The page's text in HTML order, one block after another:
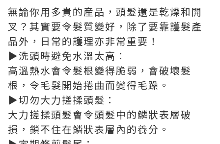
無論你用多貴的産品，頭髮還是乾燥和開
叉？其實要令髮質變好，除了要靠護髮產
品外，日常的護理亦非常重要！
▶洗頭時避免水溫太高：
高溫熱水會令髮根變得脆弱，會破壞髮
根，令毛髮開始捲曲而變得毛躁。
▶切勿大力搓揉頭髮：
大力搓揉頭髮會令頭髮中的鱗狀表層破
損，鎖不住在鱗狀表層內的養分。